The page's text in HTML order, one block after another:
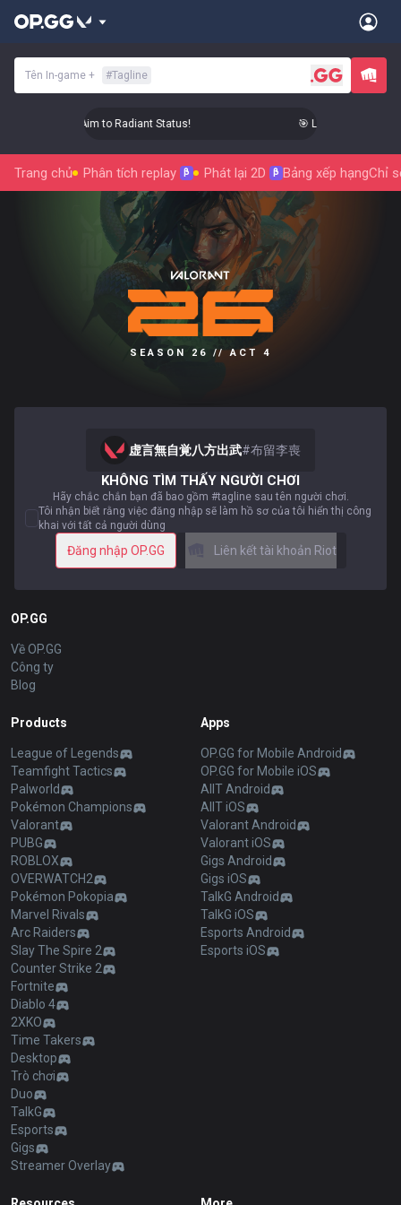
Tên In-game + #Tagline
Level Up Your Aim to Radiant Status! 🎯 Level Up Your
Trang chủ Phân tích replay β Phát lại 2D β Bảng xếp hạngChỉ
SEASON 26 // ACT 4
虚言無自覚八方出武#布留李喪
KHÔNG TÌM THẤY NGƯỜI CHƠI
Hãy chắc chắn bạn đã bao gồm #tagline sau tên người chơi.
Tôi nhận biết rằng việc đăng nhập sẽ làm hồ sơ của tôi hiển thị công
khai với tất cả người dùng
Đăng nhập OP.GG Liên kết tài khoản Riot
OP.GG
Về OP.GG
Công ty
Blog
Products
League of Legends
Teamfight Tactics
Palworld
Pokémon Champions
Valorant
PUBG
ROBLOX
OVERWATCH2
Pokémon Pokopia
Marvel Rivals
Arc Raiders
Slay The Spire 2
Counter Strike 2
Fortnite
Diablo 4
2XKO
Time Takers
Desktop
Trò chơi
Duo
TalkG
Esports
Gigs
Streamer Overlay
Apps
OP.GG for Mobile Android
OP.GG for Mobile iOS
AllT Android
AllT iOS
Valorant Android
Valorant iOS
Gigs Android
Gigs iOS
TalkG Android
TalkG iOS
Esports Android
Esports iOS